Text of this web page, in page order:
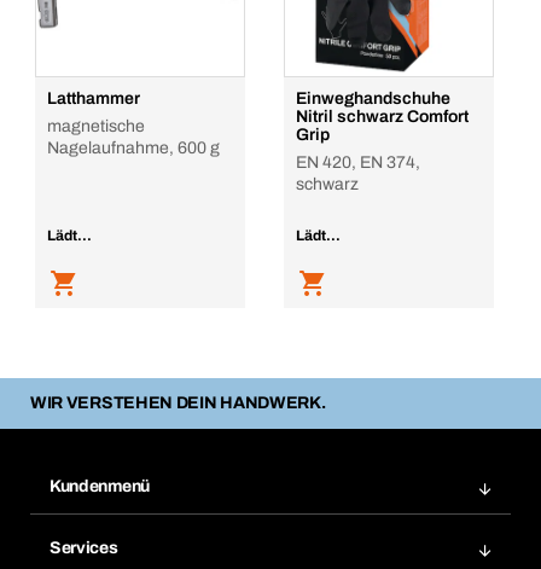
Latthammer
magnetische
Nagelaufnahme, 600 g
Lädt...
Einweghandschuhe
Nitril schwarz Comfort
Grip
EN 420, EN 374,
schwarz
Lädt...
WIR VERSTEHEN DEIN HANDWERK.
Kundenmenü
Services